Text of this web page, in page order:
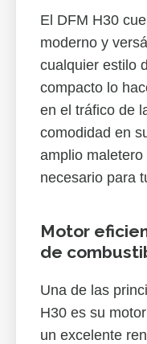
El DFM H30
moderno y
cualquier estilo
compacto lo
en el tráfico de
comodidad en
amplio
necesario para
Motor
de
Una de las
H30 es su
un excelente